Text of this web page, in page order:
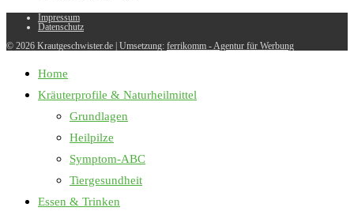
Impressum
Datenschutz
© 2026 Krautgeschwister.de | Umsetzung: ferrikomm - Agentur für Werbung
Home
Kräuterprofile & Naturheilmittel
Grundlagen
Heilpilze
Symptom-ABC
Tiergesundheit
Essen & Trinken